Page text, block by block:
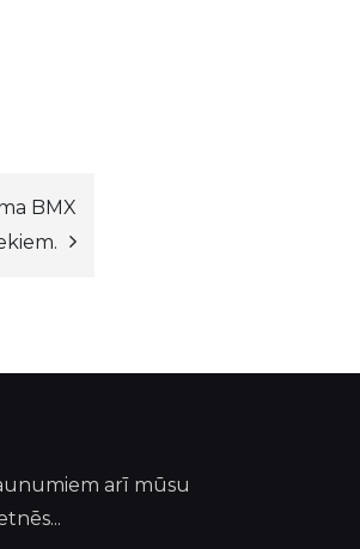
BMX
arī mūsu